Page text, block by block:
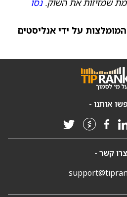
על ידי אנליסטים
אותנו -
צרו קשר -